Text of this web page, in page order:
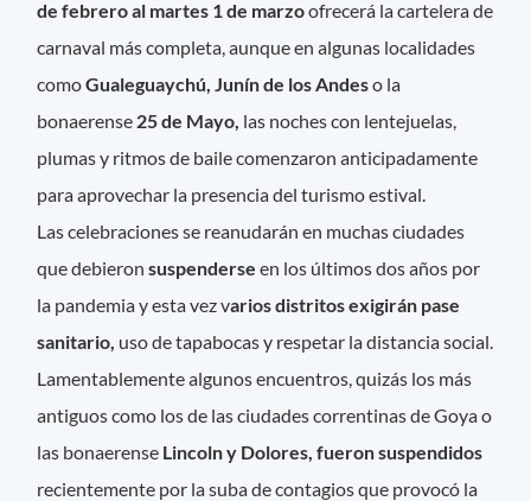
de febrero al martes 1 de marzoofrecerá la cartelera de
carnaval más completa, aunque en algunas localidades
comoGualeguaychú, Junín de los Andeso la
bonaerense 25 de Mayo, las noches con lentejuelas,
plumas y ritmos de baile comenzaron anticipadamente
para aprovechar la presencia del turismo estival.
Las celebraciones se reanudarán en muchas ciudades
que debieronsuspenderseen los últimos dos años por
la pandemia y esta vez varios distritos exigirán pase
sanitario, uso de tapabocas y respetar la distancia social.
Lamentablemente algunos encuentros, quizás los más
antiguos como los de las ciudades correntinas de Goya o
las bonaerense Lincoln y Dolores, fueron suspendidos
recientemente por la suba de contagios que provocó la